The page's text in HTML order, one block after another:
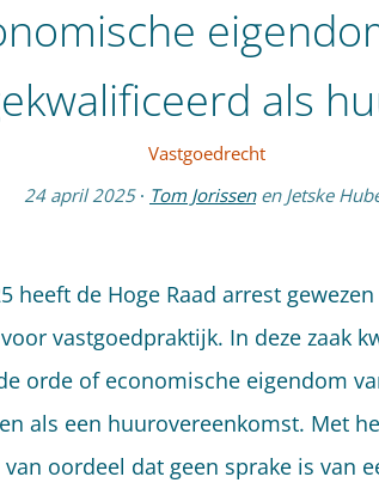
als
Vastgoedrecht
24 april 2025 · Tom Jorissen en Jetske
heeft de Hoge Raad arrest
vastgoedpraktijk. In deze zaak
orde of economische eigendom
als een huurovereenkomst. Met
van oordeel dat geen sprake is van